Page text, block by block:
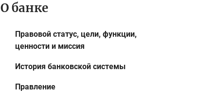
О банке
Правовой статус, цели, функции,
ценности и миссия
История банковской системы
Правление